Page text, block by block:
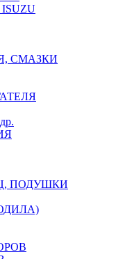
СМАЗКИ
ПОДУШКИ